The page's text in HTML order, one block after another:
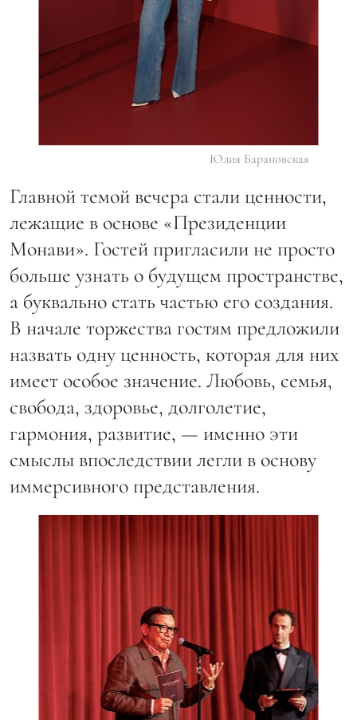
Юлия Барановская
Главной темой вечера стали ценности,
лежащие в основе «Президенции
Монави». Гостей пригласили не просто
больше узнать о будущем пространстве,
а буквально стать частью его создания.
В начале торжества гостям предложили
назвать одну ценность, которая для них
имеет особое значение. Любовь, семья,
свобода, здоровье, долголетие,
гармония, развитие, — именно эти
смыслы впоследствии легли в основу
иммерсивного представления.